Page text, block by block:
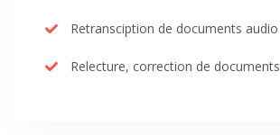
Retransciption de documents audio
Relecture, correction de documents